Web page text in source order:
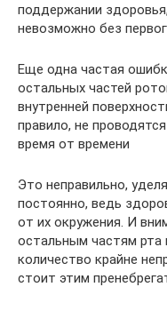
поддержании
невозможно без
Еще одна частая
остальных частей
внутренней
правило, не
время от времени
Это неправильно,
постоянно, ведь
от их окружения. И
остальным частям
количество крайне
стоит этим